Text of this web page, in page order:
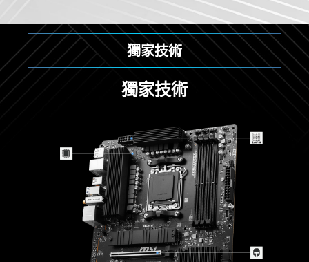
獨家技術
獨家技術